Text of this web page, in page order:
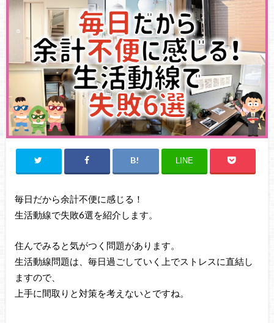
LINE
毎日だから余計不便に感じる！
生活動線で失敗6選を紹介します。
住んでみると気がつく問題があります。
生活動線問題は、毎日過ごしていく上でストレスに直結し
ますので、
上手に間取りと対策を考えないとですね。